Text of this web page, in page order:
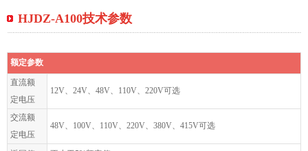
HJDZ-A100技术参数
额定参数
直流额
定电压
12V、24V、48V、110V、220V可选
交流额
定电压
48V、100V、110V、220V、380V、415V可选